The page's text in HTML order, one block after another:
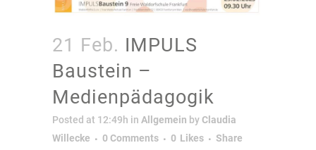
21 Feb. IMPULS
Baustein –
Medienpädagogik
Posted at 12:49h in Allgemein byClaudia
Willecke
0 Comments 0 Likes Share